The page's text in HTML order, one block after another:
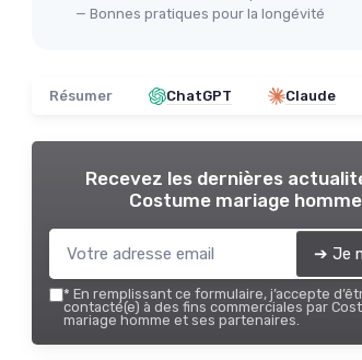
— Bonnes pratiques pour la longévité
Résumer ChatGPT Claude
Recevez les dernières
Costume mariage homme
➔ Je
* En remplissant ce formulaire, j’accepte
contacté(e) à des fins commerciales par
mariage homme et ses partenaires.